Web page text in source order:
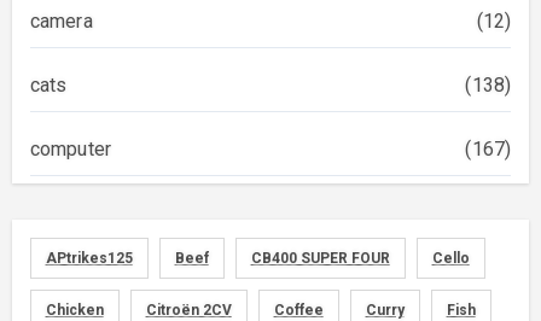
camera (12)
cats (138)
computer (167)
foods (155)
APtrikes125 Beef CB400 SUPER FOUR Cello
Chicken Citroën 2CV Coffee Curry Fish